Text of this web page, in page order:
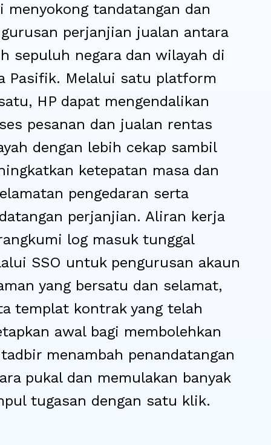
menyokong tandatangan dan
perjanjian jualan antara
sepuluh negara dan wilayah di
Pasifik. Melalui satu platform
HP dapat mengendalikan
pesanan dan jualan rentas
dengan lebih cekap sambil
ketepatan masa dan
pengedaran serta
perjanjian. Aliran kerja
log masuk tunggal
SSO untuk pengurusan akaun
yang bersatu dan selamat,
templat kontrak yang telah
awal bagi membolehkan
menambah penandatangan
pukal dan memulakan banyak
tugasan dengan satu klik.